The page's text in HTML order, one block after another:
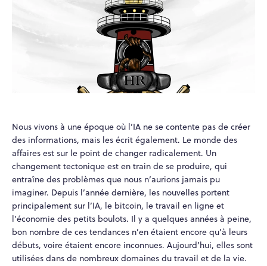
Nous vivons à une époque où l’IA ne se contente pas de créer
des informations, mais les écrit également. Le monde des
affaires est sur le point de changer radicalement. Un
changement tectonique est en train de se produire, qui
entraîne des problèmes que nous n’aurions jamais pu
imaginer. Depuis l’année dernière, les nouvelles portent
principalement sur l’IA, le bitcoin, le travail en ligne et
l’économie des petits boulots. Il y a quelques années à peine,
bon nombre de ces tendances n’en étaient encore qu’à leurs
débuts, voire étaient encore inconnues. Aujourd’hui, elles sont
utilisées dans de nombreux domaines du travail et de la vie.